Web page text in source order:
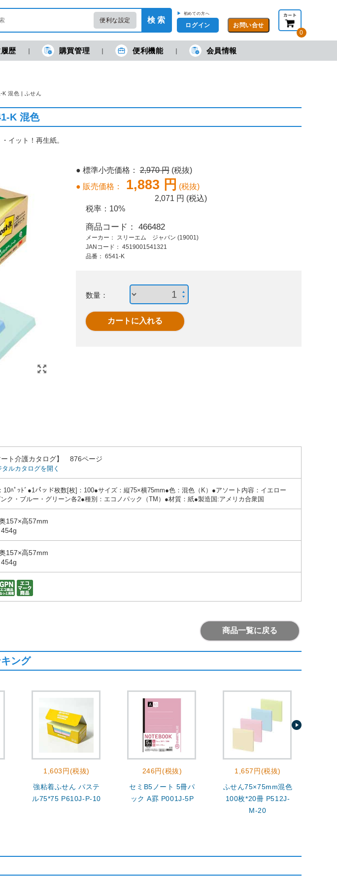
便利な設定 検 索
▶ 初めての方へ
ログイン
0
現在の金額合計： 円 (税抜) 円(税込)
歴 購買管理 便利機能 会員情報
混色 | ふせん
コピーペーパー高白
207 円 (税抜)
227 円 (税込)
修正テープ モノＣＸ
K 混色
イット！再生紙。
● 標準小売価格：2,970 円 (税抜)
● 販売価格：
1,883 円 (税抜)
2,071 円 (税込)
税率： 10%
商品コード： 466482
メーカー： スリーエム ジャパン (19001)
JANコード： 4519001541321
品番： 6541-K
数量：
ート介護カタログ】 876ページ
タルカタログを開く
10ﾊﾟｯﾄﾞ●1パッド枚数[枚]：100●サイズ：縦75×横75mm●色：混色（K）●アソート内容：イエロー
ク・ブルー・グリーン各2●種別：エコノパック（TM）●材質：紙●製造国:アメリカ合衆国
157×高57mm
157×高57mm
商品一覧に戻る
ング
1,603円(税抜)
強粘着ふせん パステ
ル75*75 P610J-P-10
246円(税抜)
セミB5ノート 5冊パ
ック A罫 P001J-5P
1,657円(税抜)
ふせん75×75mm混色
100枚*20冊 P512J-
M-20